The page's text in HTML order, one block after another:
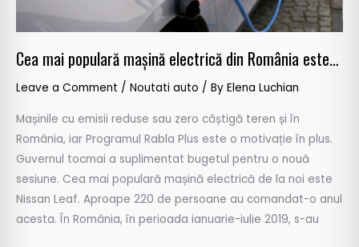
Cea mai populară mașină electrică din România este…
Leave a Comment / Noutati auto / By Elena Luchian
Mașinile cu emisii reduse sau zero câștigă teren și în
România, iar Programul Rabla Plus este o motivație în plus.
Guvernul tocmai a suplimentat bugetul pentru o nouă
sesiune. Cea mai populară mașină electrică de la noi este
Nissan Leaf. Aproape 220 de persoane au comandat-o anul
acesta. În România, în perioada ianuarie-iulie 2019, s-au